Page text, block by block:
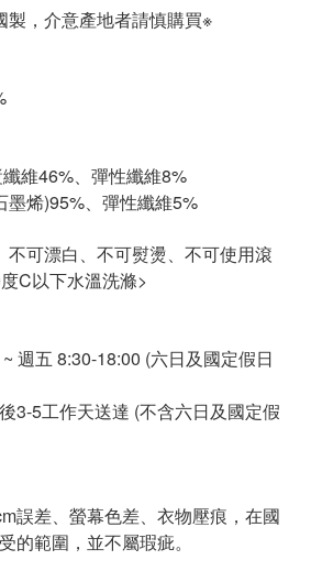
製，介意產地者請慎購買※
維46%、彈性纖維8%
墨烯)95%、彈性纖維5%
不可漂白、不可熨燙、不可使用滾
C以下水溫洗滌>
週五 8:30-18:00 (六日及國定假日
3-5工作天送達 (不含六日及國定假
誤差、螢幕色差、衣物壓痕，在國
的範圍，並不屬瑕疵。